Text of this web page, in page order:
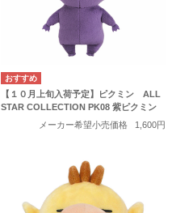
【１０月上旬入荷予定】ピクミン ALL
STAR COLLECTION PK08 紫ピクミン
メーカー希望小売価格
1,600円